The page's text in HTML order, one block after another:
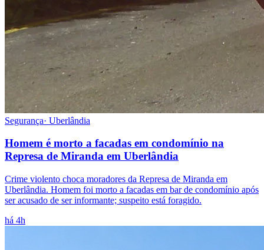
Segurança· Uberlândia
Homem é morto a facadas em condomínio na
Represa de Miranda em Uberlândia
Crime violento choca moradores da Represa de Miranda em
Uberlândia. Homem foi morto a facadas em bar de condomínio após
ser acusado de ser informante; suspeito está foragido.
há 4h